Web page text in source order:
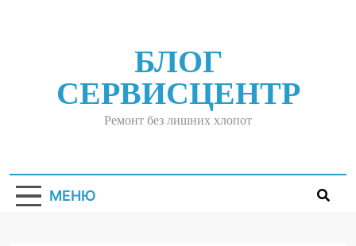
БЛОГ
СЕРВИСЦЕНТР
Ремонт без лишних хлопот
МЕНЮ